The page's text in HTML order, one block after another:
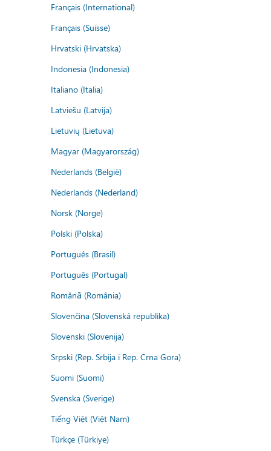
Français (International)
Français (Suisse)
Hrvatski (Hrvatska)
Indonesia (Indonesia)
Italiano (Italia)
Latviešu (Latvija)
Lietuvių (Lietuva)
Magyar (Magyarország)
Nederlands (België)
Nederlands (Nederland)
Norsk (Norge)
Polski (Polska)
Português (Brasil)
Português (Portugal)
Română (România)
Slovenčina (Slovenská republika)
Slovenski (Slovenija)
Srpski (Rep. Srbija i Rep. Crna Gora)
Suomi (Suomi)
Svenska (Sverige)
Tiếng Việt (Việt Nam)
Türkçe (Türkiye)